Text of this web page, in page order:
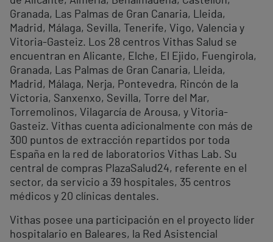
Granada, Las Palmas de Gran Canaria, Lleida,
Madrid, Málaga, Sevilla, Tenerife, Vigo, Valencia y
Vitoria-Gasteiz. Los 28 centros Vithas Salud se
encuentran en Alicante, Elche, El Ejido, Fuengirola,
Granada, Las Palmas de Gran Canaria, Lleida,
Madrid, Málaga, Nerja, Pontevedra, Rincón de la
Victoria, Sanxenxo, Sevilla, Torre del Mar,
Torremolinos, Vilagarcía de Arousa, y Vitoria-
Gasteiz. Vithas cuenta adicionalmente con más de
300 puntos de extracción repartidos por toda
España en la red de laboratorios Vithas Lab. Su
central de compras PlazaSalud24, referente en el
sector, da servicio a 39 hospitales, 35 centros
médicos y 20 clínicas dentales.
Vithas posee una participación en el proyecto líder
hospitalario en Baleares, la Red Asistencial